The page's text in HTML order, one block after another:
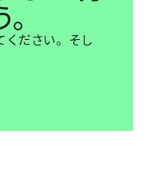
ください。そし